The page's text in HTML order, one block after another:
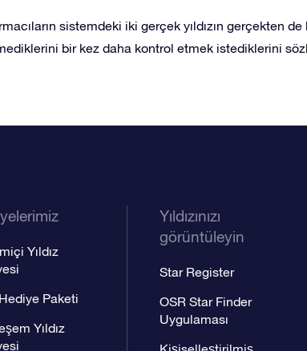
sistemdeki iki gerçek yıldızın gerçekten de
bir kez daha kontrol etmek istediklerini
Yıldız
Paketi
Yıldız
Yıldızınızı
görüntüleyin
Star Register
OSR Star Finder
Uygulaması